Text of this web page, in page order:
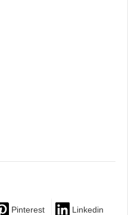
Pinterest Linkedin